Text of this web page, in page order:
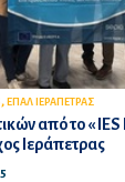
, ΕΠΑΛ ΙΕΡΑΠΕΤΡΑΣ
από το « IES
Ιεράπετρας